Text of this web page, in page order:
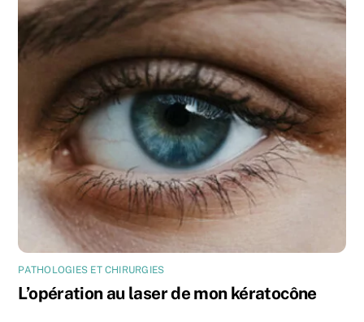
PATHOLOGIES ET CHIRURGIES
L’opération au laser de mon kératocône